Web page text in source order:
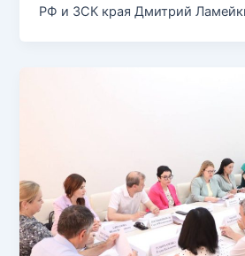
РФ и ЗСК края Дмитрий